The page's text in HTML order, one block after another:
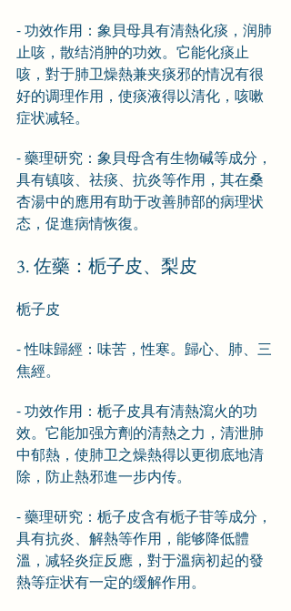
- 功效作用：象貝母具有清熱化痰，润肺
止咳，散结消肿的功效。它能化痰止
咳，對于肺卫燥熱兼夹痰邪的情况有很
好的调理作用，使痰液得以清化，咳嗽
症状减轻。
- 藥理研究：象貝母含有生物碱等成分，
具有镇咳、祛痰、抗炎等作用，其在桑
杏湯中的應用有助于改善肺部的病理状
态，促進病情恢復。
3. 佐藥：栀子皮、梨皮
栀子皮
- 性味歸經：味苦，性寒。歸心、肺、三
焦經。
- 功效作用：栀子皮具有清熱瀉火的功
效。它能加强方劑的清熱之力，清泄肺
中郁熱，使肺卫之燥熱得以更彻底地清
除，防止熱邪進一步内传。
- 藥理研究：栀子皮含有栀子苷等成分，
具有抗炎、解熱等作用，能够降低體
溫，减轻炎症反應，對于溫病初起的發
熱等症状有一定的缓解作用。